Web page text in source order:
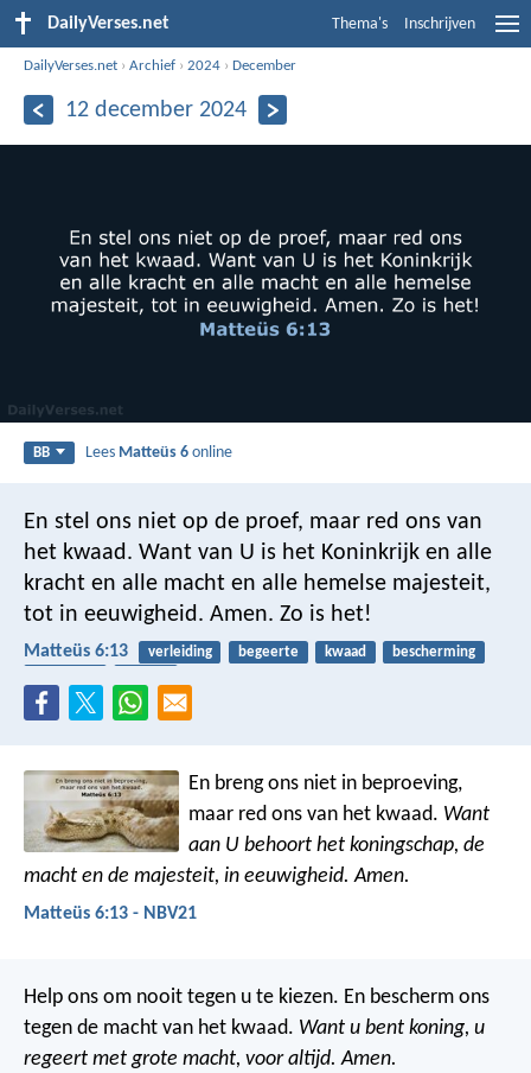
DailyVerses.net Thema's Inschrijven
DailyVerses.net ›Archief ›2024 ›December
12 december 2024
BB Lees Matteüs 6 online
En stel ons niet op de proef, maar red ons van
het kwaad. Want van U is het Koninkrijk en alle
kracht en alle macht en alle hemelse majesteit,
tot in eeuwigheid. Amen. Zo is het!
Matteüs 6:13 verleiding begeerte kwaad
bescherming
En breng ons niet in beproeving,
maar red ons van het kwaad. Want
aan U behoort het koningschap, de
macht en de majesteit, in eeuwigheid. Amen.
Matteüs 6:13 - NBV21
Help ons om nooit tegen u te kiezen. En bescherm ons
tegen de macht van het kwaad. Want u bent koning, u
regeert met grote macht, voor altijd. Amen.